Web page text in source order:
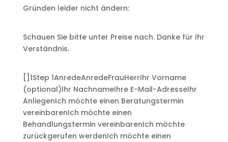
Gründen leider nicht ändern:
Schauen Sie bitte unter Preise nach. Danke für Ihr
Verständnis.
1Step 1AnredeAnredeFrauHerrIhr Vorname
(optional)Ihr NachnameIhre E-Mail-AdresseIhr
AnliegenIch möchte einen Beratungstermin
vereinbarenIch möchte einen
Behandlungstermin vereinbarenIch möchte
zurückgerufen werdenIch möchte einen